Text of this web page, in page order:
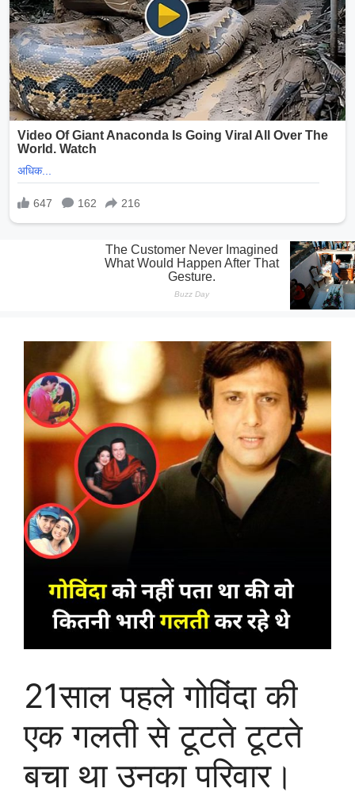
21साल पहले गोविंदा की
एक गलती से टूटते टूटते
बचा था उनका परिवार।